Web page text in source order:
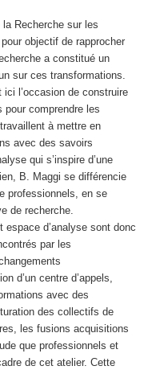
Recherche sur les
objectif de rapprocher
a constitué un
sur ces transformations.
l’occasion de construire
comprendre les
à mettre en
avec des savoirs
qui s’inspire d’une
B. Maggi se différencie
professionnels, en se
de recherche.
d’analyse sont donc
par les
d’un centre d’appels,
avec des
des collectifs de
les fusions acquisitions
que professionnels et
de cet atelier. Cette